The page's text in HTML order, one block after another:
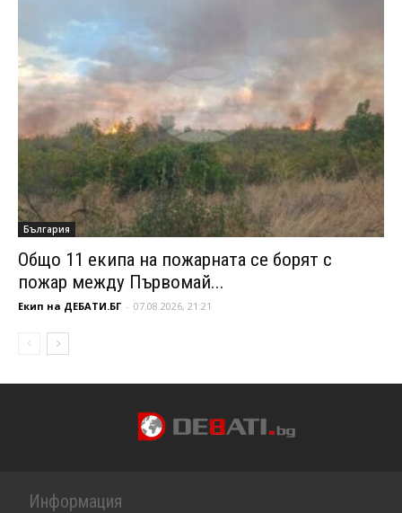
България
Общо 11 екипа на пожарната се борят с
пожар между Първомай...
Екип на ДЕБАТИ.БГ - 07.08.2026, 21:21
Информация